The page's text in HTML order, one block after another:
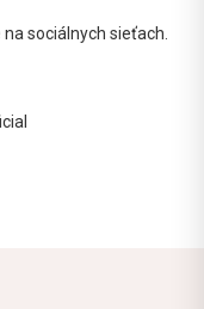
sociálnych sieťach.